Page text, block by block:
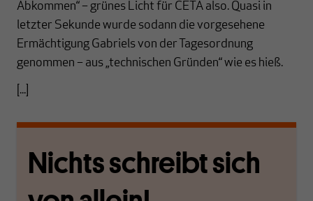
Abkommen“ – grünes Licht für CETA also. Quasi in
letzter Sekunde wurde sodann die vorgesehene
Ermächtigung Gabriels von der Tagesordnung
genommen – aus „technischen Gründen“ wie es hieß.
[...]
Nichts schreibt sich